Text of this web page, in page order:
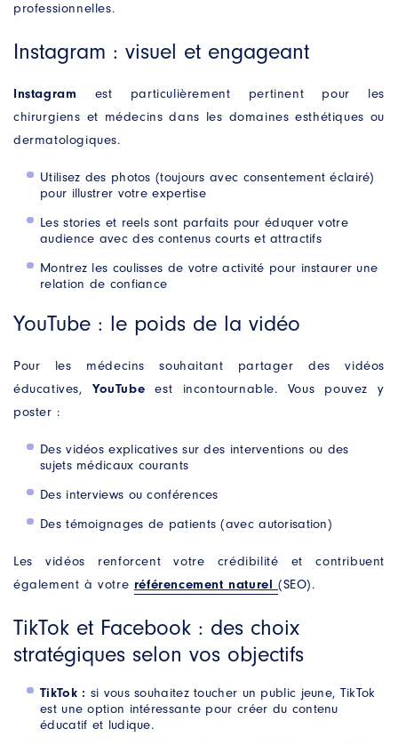
professionnelles.
Instagram : visuel et engageant
Instagram est particulièrement pertinent pour les
chirurgiens et médecins dans les domaines esthétiques ou
dermatologiques.
Utilisez des photos (toujours avec consentement éclairé)
pour illustrer votre expertise
Les stories et reels sont parfaits pour éduquer votre
audience avec des contenus courts et attractifs
Montrez les coulisses de votre activité pour instaurer une
relation de confiance
YouTube : le poids de la vidéo
Pour les médecins souhaitant partager des vidéos
éducatives, YouTubeest incontournable. Vous pouvez y
poster :
Des vidéos explicatives sur des interventions ou des
sujets médicaux courants
Des interviews ou conférences
Des témoignages de patients (avec autorisation)
Les vidéos renforcent votre crédibilité et contribuent
également à votre référencement naturel(SEO).
TikTok et Facebook : des choix
stratégiques selon vos objectifs
TikTok : si vous souhaitez toucher un public jeune, TikTok
est une option intéressante pour créer du contenu
éducatif et ludique.
NOM
E-MAIL *
MOBILE *
pour répondre à ma demande
*Champs obligatoires. Vos données seront conservées le
moment exercer vos droits d’accès, de rectification, de
suppression, d’opposition ou de limitation en contactant
Antipodes Médical.